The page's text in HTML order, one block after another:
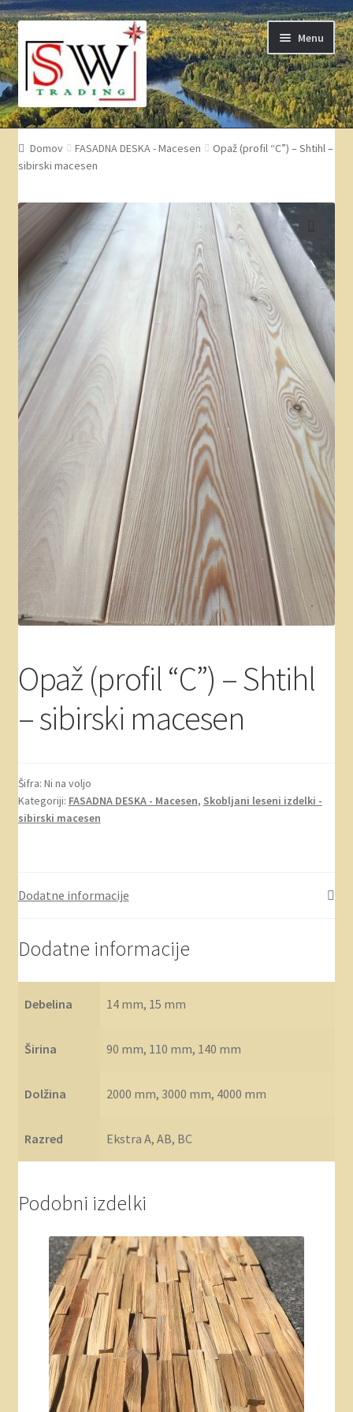
Skip
to
navigation
Skip
to
content
Menu
Terasna deska
Fasadna deska
Žagan les
Skobljani izdelki
Oglje
Cenik
Akcije – sibirski macesen
Kontakt
Splošni pogoji poslovanja
Varovanje zasebnosti
Domov FASADNA DESKA - Macesen
Opaž (profil “C”) – Shtihl –
sibirski macesen
🔍
Opaž (profil “C”) – Shtihl
– sibirski macesen
Šifra: Ni na voljo
Kategoriji: FASADNA DESKA - Macesen, Skobljani leseni izdelki -
sibirski macesen
Dodatne informacije
Dodatne informacije
Debelina 14 mm, 15 mm
Širina 90 mm, 110 mm, 140 mm
Dolžina 2000 mm, 3000 mm, 4000 mm
Razred Ekstra A, AB, BC
Podobni izdelki